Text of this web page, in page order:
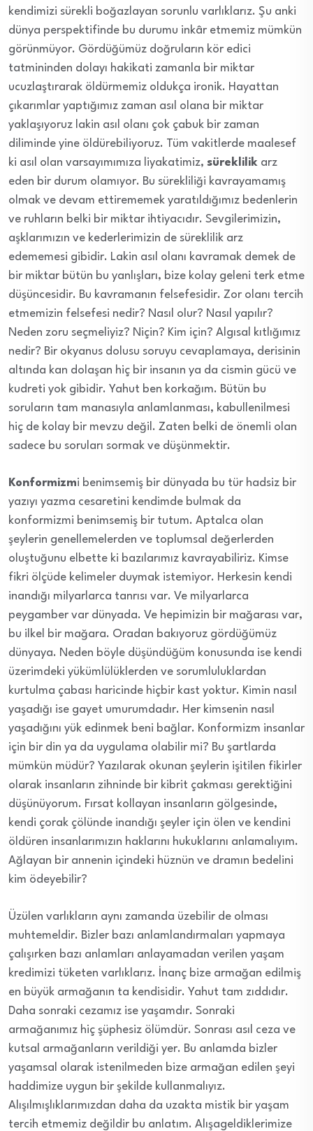
kendimizi sürekli boğazlayan sorunlu varlıklarız. Şu anki
dünya perspektifinde bu durumu inkâr etmemiz mümkün
görünmüyor. Gördüğümüz doğruların kör edici
tatmininden dolayı hakikati zamanla bir miktar
ucuzlaştırarak öldürmemiz oldukça ironik. Hayattan
çıkarımlar yaptığımız zaman asıl olana bir miktar
yaklaşıyoruz lakin asıl olanı çok çabuk bir zaman
diliminde yine öldürebiliyoruz. Tüm vakitlerde maalesef
ki asıl olan varsayımımıza liyakatimiz, süreklilik arz
eden bir durum olamıyor. Bu sürekliliği kavrayamamış
olmak ve devam ettirememek yaratıldığımız bedenlerin
ve ruhların belki bir miktar ihtiyacıdır. Sevgilerimizin,
aşklarımızın ve kederlerimizin de süreklilik arz
edememesi gibidir. Lakin asıl olanı kavramak demek de
bir miktar bütün bu yanlışları, bize kolay geleni terk etme
düşüncesidir. Bu kavramanın felsefesidir. Zor olanı tercih
etmemizin felsefesi nedir? Nasıl olur? Nasıl yapılır?
Neden zoru seçmeliyiz? Niçin? Kim için? Algısal kıtlığımız
nedir? Bir okyanus dolusu soruyu cevaplamaya, derisinin
altında kan dolaşan hiç bir insanın ya da cismin gücü ve
kudreti yok gibidir. Yahut ben korkağım. Bütün bu
soruların tam manasıyla anlamlanması, kabullenilmesi
hiç de kolay bir mevzu değil. Zaten belki de önemli olan
sadece bu soruları sormak ve düşünmektir.
Konformizmi benimsemiş bir dünyada bu tür hadsiz bir
yazıyı yazma cesaretini kendimde bulmak da
konformizmi benimsemiş bir tutum. Aptalca olan
şeylerin genellemelerden ve toplumsal değerlerden
oluştuğunu elbette ki bazılarımız kavrayabiliriz. Kimse
fikri ölçüde kelimeler duymak istemiyor. Herkesin kendi
inandığı milyarlarca tanrısı var. Ve milyarlarca
peygamber var dünyada. Ve hepimizin bir mağarası var,
bu ilkel bir mağara. Oradan bakıyoruz gördüğümüz
dünyaya. Neden böyle düşündüğüm konusunda ise kendi
üzerimdeki yükümlülüklerden ve sorumluluklardan
kurtulma çabası haricinde hiçbir kast yoktur. Kimin nasıl
yaşadığı ise gayet umurumdadır. Her kimsenin nasıl
yaşadığını yük edinmek beni bağlar. Konformizm insanlar
için bir din ya da uygulama olabilir mi? Bu şartlarda
mümkün müdür? Yazılarak okunan şeylerin işitilen fikirler
olarak insanların zihninde bir kibrit çakması gerektiğini
düşünüyorum. Fırsat kollayan insanların gölgesinde,
kendi çorak çölünde inandığı şeyler için ölen ve kendini
öldüren insanlarımızın haklarını hukuklarını anlamalıyım.
Ağlayan bir annenin içindeki hüznün ve dramın bedelini
kim ödeyebilir?
Üzülen varlıkların aynı zamanda üzebilir de olması
muhtemeldir. Bizler bazı anlamlandırmaları yapmaya
çalışırken bazı anlamları anlayamadan verilen yaşam
kredimizi tüketen varlıklarız. İnanç bize armağan edilmiş
en büyük armağanın ta kendisidir. Yahut tam zıddıdır.
Daha sonraki cezamız ise yaşamdır. Sonraki
armağanımız hiç şüphesiz ölümdür. Sonrası asıl ceza ve
kutsal armağanların verildiği yer. Bu anlamda bizler
yaşamsal olarak istenilmeden bize armağan edilen şeyi
haddimize uygun bir şekilde kullanmalıyız.
Alışılmışlıklarımızdan daha da uzakta mistik bir yaşam
tercih etmemiz değildir bu anlatım. Alışageldiklerimize